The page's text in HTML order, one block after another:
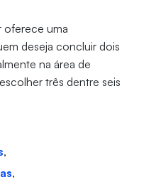
oferece uma
deseja concluir dois
na área de
três dentre seis
,
,